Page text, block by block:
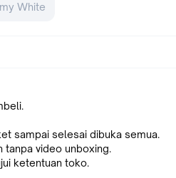
White
sampai selesai dibuka semua.
tanpa video unboxing.
ketentuan toko.